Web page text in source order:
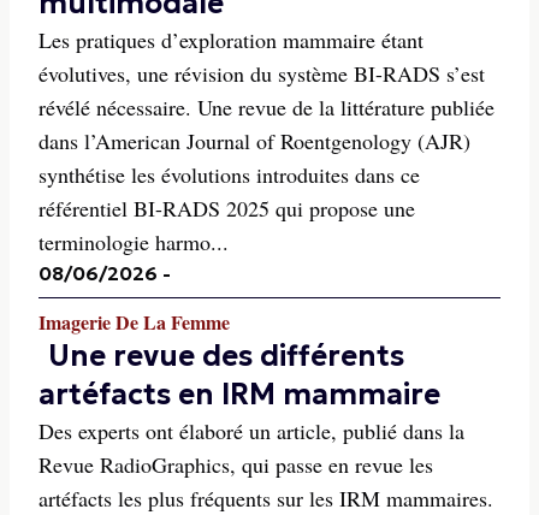
Les pratiques d’exploration mammaire étant
évolutives, une révision du système BI-RADS s’est
révélé nécessaire. Une revue de la littérature publiée
dans l’American Journal of Roentgenology (AJR)
synthétise les évolutions introduites dans ce
référentiel BI-RADS 2025 qui propose une
terminologie harmo...
08/06/2026 -
Imagerie De La Femme
Une revue des différents
artéfacts en IRM mammaire
Des experts ont élaboré un article, publié dans la
Revue RadioGraphics, qui passe en revue les
artéfacts les plus fréquents sur les IRM mammaires.